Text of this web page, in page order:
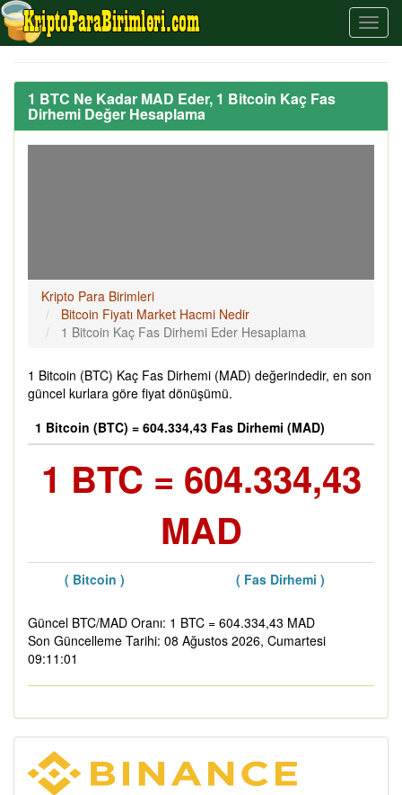
1 BTC Ne Kadar MAD Eder, 1 Bitcoin Kaç Fas
Dirhemi Değer Hesaplama
Kripto Para Birimleri
Bitcoin Fiyatı Market Hacmi Nedir
1 Bitcoin Kaç Fas Dirhemi Eder Hesaplama
1 Bitcoin (BTC) Kaç Fas Dirhemi (MAD) değerindedir, en son
güncel kurlara göre fiyat dönüşümü.
1 Bitcoin (BTC) = 604.334,43 Fas Dirhemi (MAD)
1 BTC = 604.334,43
MAD
( Bitcoin ) ( Fas Dirhemi )
Güncel BTC/MAD Oranı: 1 BTC = 604.334,43 MAD
Son Güncelleme Tarihi: 08 Ağustos 2026, Cumartesi
09:11:01